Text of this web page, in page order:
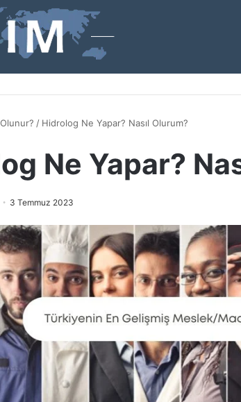
/ Hidrolog Ne Yapar? Nasıl Olurum?
Ne Yapar?
3 Temmuz 2023